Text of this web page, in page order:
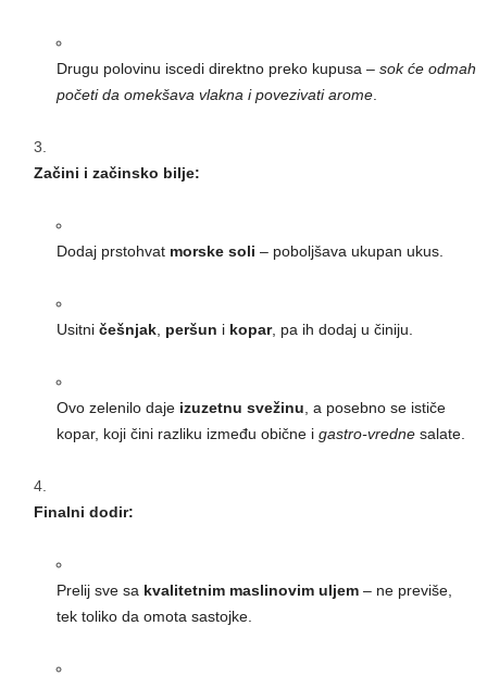
Drugu polovinu iscedi direktno preko kupusa – sok će odmah
početi da omekšava vlakna i povezivati arome
Začini i začinsko bilje:
Dodaj prstohvat morske soli – poboljšava ukupan ukus.
Usitni češnjak peršun i kopar, pa ih dodaj u činiju.
Ovo zelenilo daje izuzetnu svežinu , a posebno se ističe
kopar, koji čini razliku između obične i gastro-vredne salate.
Finalni dodir:
Prelij sve sa kvalitetnim maslinovim uljem – ne previše,
tek toliko da omota sastojke.